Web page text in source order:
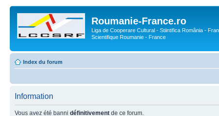
Roumanie-France.ro
Liga de Cooperare Cultural - Stiintifica România -
Scientifique Roumanie - France
Index du forum
Information
Vous avez été banni définitivement de ce forum.